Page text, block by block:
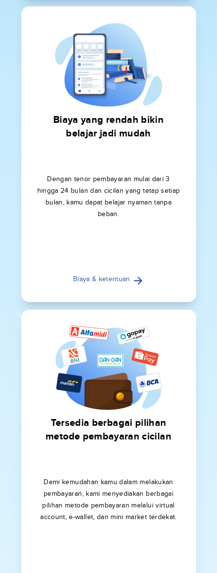
Biaya yang rendah bikin
belajar jadi mudah
Dengan tenor pembayaran mulai dari 3
hingga 24 bulan dan cicilan yang tetap setiap
bulan, kamu dapat belajar nyaman tanpa
beban.
Biaya & ketentuan
Tersedia berbagai pilihan
metode pembayaran cicilan
Demi kemudahan kamu dalam melakukan
pembayaran, kami menyediakan berbagai
pilihan metode pembayaran melalui virtual
account, e-wallet, dan mini market terdekat.